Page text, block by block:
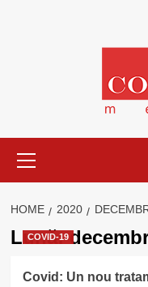
Menu
HOME 2020
Lună:
COVID-19
Covid: Un nou